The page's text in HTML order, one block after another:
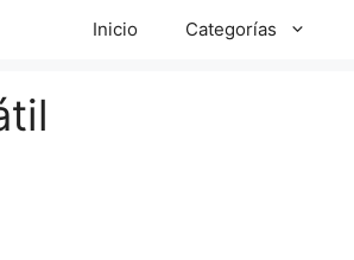
Inicio Categorías